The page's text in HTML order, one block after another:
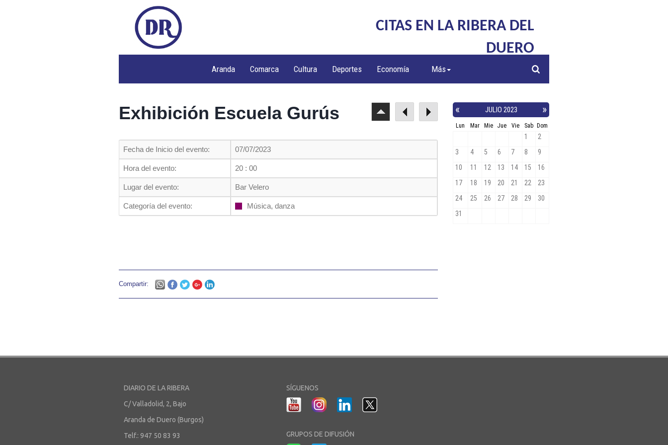
CITAS EN LA RIBERA DEL
DUERO
Aranda Comarca Cultura Deportes Economía Más
Exhibición Escuela Gurús
Fecha de Inicio del evento: 07/07/2023
Hora del evento: 20 : 00
Lugar del evento: Bar Velero
Categoría del evento: Música, danza
Compartir:
DIARIO DE LA RIBERA
C/ Valladolid, 2, Bajo
Aranda de Duero (Burgos)
Telf.: 947 50 83 93
SÍGUENOS
GRUPOS DE DIFUSIÓN